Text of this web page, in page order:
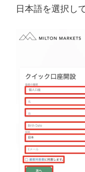
日本語を選択し